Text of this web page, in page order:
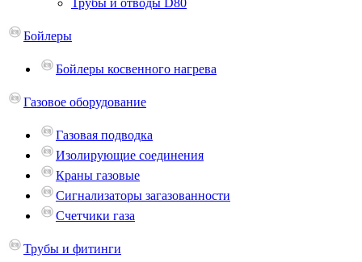
Трубы и отводы D80
Бойлеры
Бойлеры косвенного нагрева
Газовое оборудование
Газовая подводка
Изолирующие соединения
Краны газовые
Сигнализаторы загазованности
Счетчики газа
Трубы и фитинги